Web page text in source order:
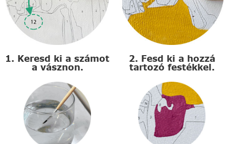
1. Keresd ki a számot
a vásznon.
2. Fesd ki a hozzá
tartozó festékkel.